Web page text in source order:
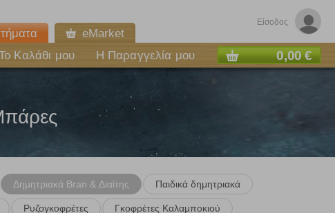
Είσοδος
eMarket
Καλάθι μου Η Παραγγελία μου 0,00 €
Δημητριακά Bran & Διαίτης Παιδικά δημητριακά
Ρυζογκοφρέτες Γκοφρέτες Καλαμποκιού